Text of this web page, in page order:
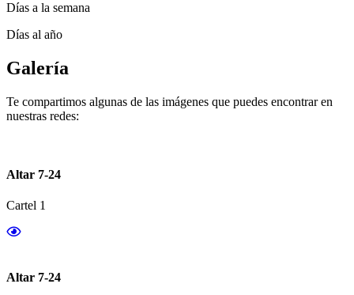
Días a la semana
Días al año
Galería
Te compartimos algunas de las imágenes que puedes encontrar en
nuestras redes:
Altar 7-24
Cartel 1
Altar 7-24